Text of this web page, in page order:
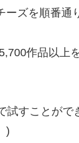
ーズを順番通
作品以上
試すことが
)